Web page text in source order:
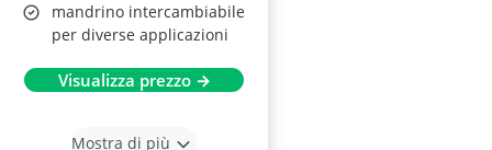
mandrino intercambiabile
per diverse applicazioni
Visualizza prezzo →
Mostra di più